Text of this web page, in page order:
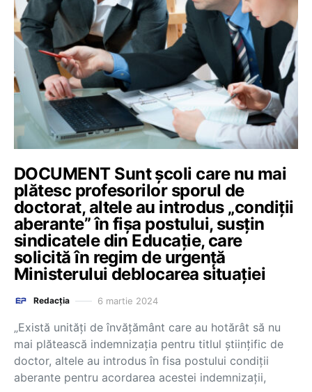
DOCUMENT Sunt școli care nu mai
plătesc profesorilor sporul de
doctorat, altele au introdus „condiții
aberante” în fișa postului, susțin
sindicatele din Educație, care
solicită în regim de urgență
Ministerului deblocarea situației
Redacția 6 martie 2024
„Există unități de învăţământ care au hotărât să nu
mai plătească indemnizația pentru titlul științific de
doctor, altele au introdus în fisa postului condiții
aberante pentru acordarea acestei indemnizații,